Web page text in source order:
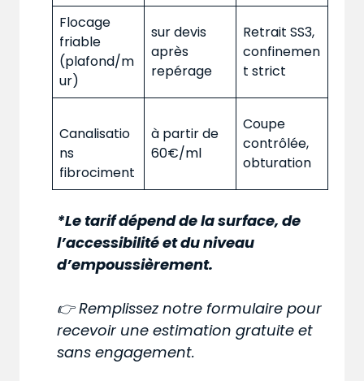
Flocage
friable
(plafond/m
ur)
sur devis
après
repérage
Retrait SS3,
confinemen
t strict
Canalisatio
ns
fibrociment
à partir de
60€/ml
Coupe
contrôlée,
obturation
*Le tarif dépend de la surface, de
l’accessibilité et du niveau
d’empoussièrement.
👉 Remplissez notre formulaire pour
recevoir une estimation gratuite et
sans engagement.